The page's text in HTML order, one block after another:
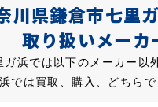
川県鎌倉市七里
取り扱いメーカ
浜では以下のメーカー以
では買取、購入、どちらで